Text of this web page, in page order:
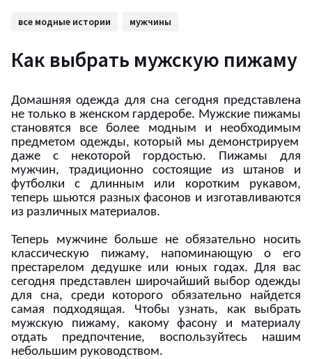
все модные истории мужчины
Как выбрать мужскую пижаму
Домашняя одежда для сна сегодня представлена
не только в женском гардеробе. Мужские пижамы
становятся все более модным и необходимым
предметом одежды, который мы демонстрируем
даже с некоторой гордостью. Пижамы для
мужчин, традиционно состоящие из штанов и
футболки с длинным или коротким рукавом,
теперь шьются разных фасонов и изготавливаются
из различных материалов.
Теперь мужчине больше не обязательно носить
классическую пижаму, напоминающую о его
престарелом дедушке или юных годах. Для вас
сегодня представлен широчайший выбор одежды
для сна, среди которого обязательно найдется
самая подходящая. Чтобы узнать, как выбрать
мужскую пижаму, какому фасону и материалу
отдать предпочтение, воспользуйтесь нашим
небольшим руководством.